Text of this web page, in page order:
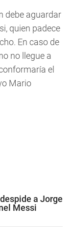
debe aguardar
quien padece
En caso de
no llegue a
el
Mario
a Jorge
Messi